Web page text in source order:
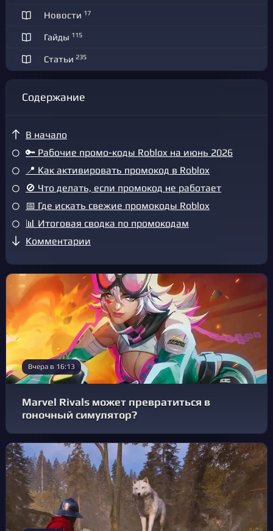
Новости 17
Гайды 115
Статьи 235
Содержание
В начало
🔑 Рабочие промо-коды Roblox на июнь 2026
📍 Как активировать промокод в Roblox
🚫 Что делать, если промокод не работает
📅 Где искать свежие промокоды Roblox
📊 Итоговая сводка по промокодам
Комментарии
Вчера в 16:13
Marvel Rivals может превратиться в
гоночный симулятор?